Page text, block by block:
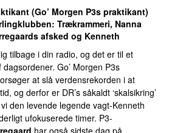
(Go’ Morgen P3s praktikant)
: Trækrammeri, Nanna
afsked og Kenneth
tilbage i din radio, og det er til et
Go’ Morgen P3s
at slå verdensrekorden i at
og derfor er DR’s såkaldt ‘skalsikring’
den levende legende vagt-Kenneth
ufokuserede timer. P3-
har også sidste dag på